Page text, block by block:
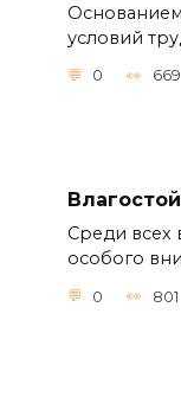
условий
0 669
Среди всех
особого
0 801